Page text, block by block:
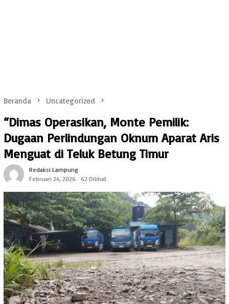
Beranda Uncategorized
“Dimas Operasikan, Monte Pemilik:
Dugaan Perlindungan Oknum Aparat Aris
Menguat di Teluk Betung Timur
Redaksi Lampung
Februari 24, 2026
62 Dilihat